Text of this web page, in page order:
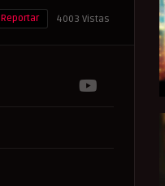
4003 Vistas
Reportar